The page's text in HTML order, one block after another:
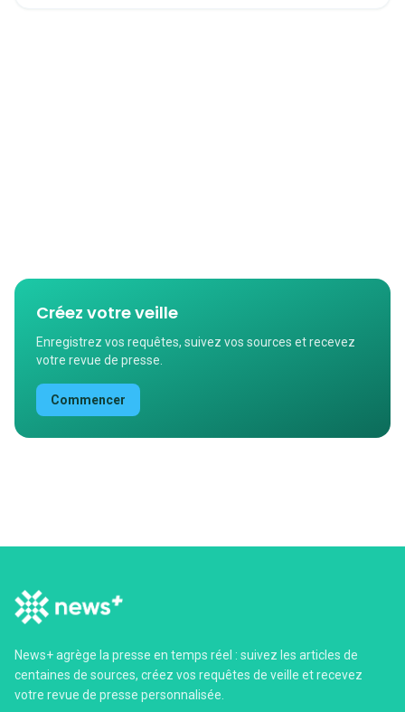
Créez votre veille
Enregistrez vos requêtes, suivez vos sources et recevez
votre revue de presse.
Commencer
News+ agrège la presse en temps réel : suivez les articles de
centaines de sources, créez vos requêtes de veille et recevez
votre revue de presse personnalisée.